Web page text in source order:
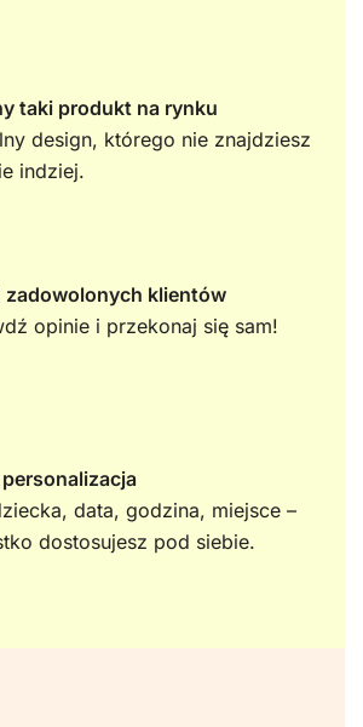
taki produkt na rynku
design, którego nie znajdziesz
indziej.
zadowolonych klientów
opinie i przekonaj się sam!
personalizacja
data, godzina, miejsce –
dostosujesz pod siebie.